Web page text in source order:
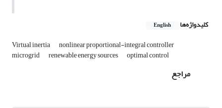
کلیدواژه‌ها English
Virtual inertia nonlinear proportional-integral controller
microgrid renewable energy sources optimal control
مراجع